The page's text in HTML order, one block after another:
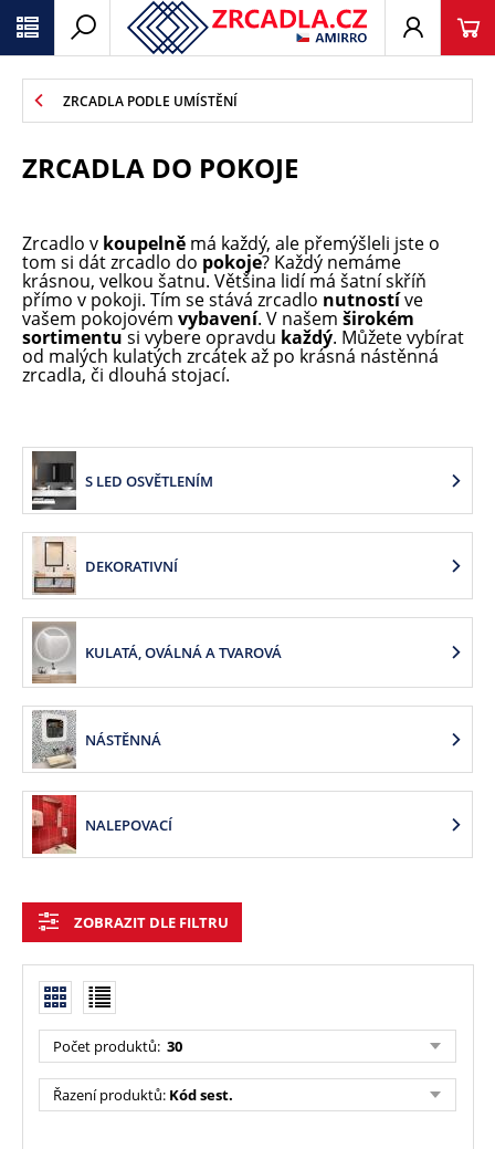
ZRCADLA PODLE UMÍSTĚNÍ
ZRCADLA DO POKOJE
Zrcadlo v koupelně má každý, ale přemýšleli jste o
tom si dát zrcadlo do pokoje? Každý nemáme
krásnou, velkou šatnu. Většina lidí má šatní skříň
přímo v pokoji. Tím se stává zrcadlo nutnostíve
vašem pokojovém vybavení. V našem širokém
sortimentusi vybere opravdu každý. Můžete vybírat
od malých kulatých zrcátek až po krásná nástěnná
zrcadla, či dlouhá stojací.
S LED OSVĚTLENÍM
DEKORATIVNÍ
KULATÁ, OVÁLNÁ A TVAROVÁ
NÁSTĚNNÁ
NALEPOVACÍ
ZOBRAZIT DLE FILTRU
Počet produktů: 30
Řazení produktů: Kód sest.